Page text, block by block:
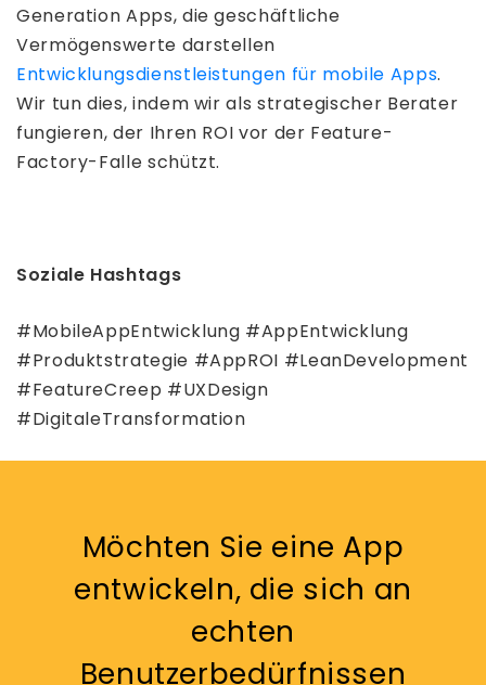
Generation Apps, die geschäftliche
Vermögenswerte darstellen
Entwicklungsdienstleistungen für mobile Apps.
Wir tun dies, indem wir als strategischer Berater
fungieren, der Ihren ROI vor der Feature-
Factory-Falle schützt.
Soziale Hashtags
#MobileAppEntwicklung #AppEntwicklung
#Produktstrategie #AppROI #LeanDevelopment
#FeatureCreep #UXDesign
#DigitaleTransformation
Möchten Sie eine App
entwickeln, die sich an
echten
Benutzerbedürfnissen